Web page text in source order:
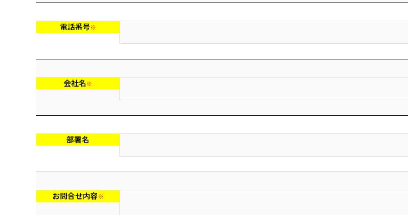
電話番号※
会社名※
部署名
お問合せ内容※